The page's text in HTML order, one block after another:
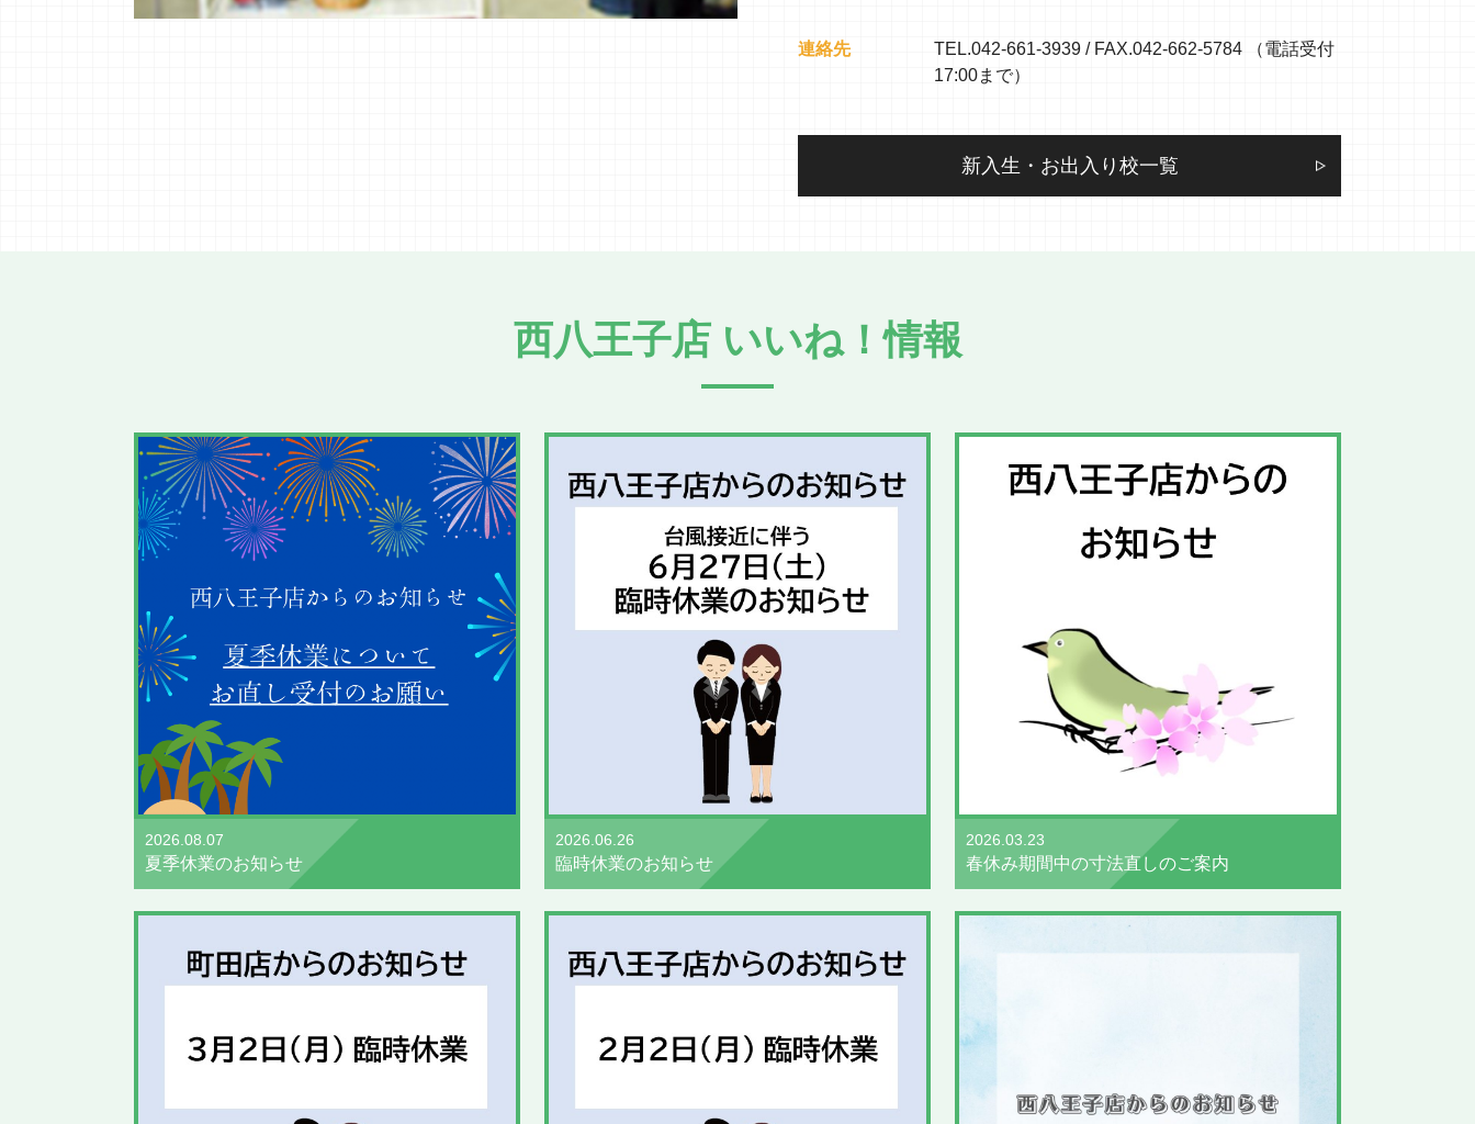
連絡先
TEL.042-661-3939 / FAX.042-662-5784 （電話受付
17:00まで）
新入生・お出入り校一覧
西八王子店 いいね！情報
2026.08.07
夏季休業のお知らせ
2026.06.26
臨時休業のお知らせ
2026.03.23
春休み期間中の寸法直しのご案内